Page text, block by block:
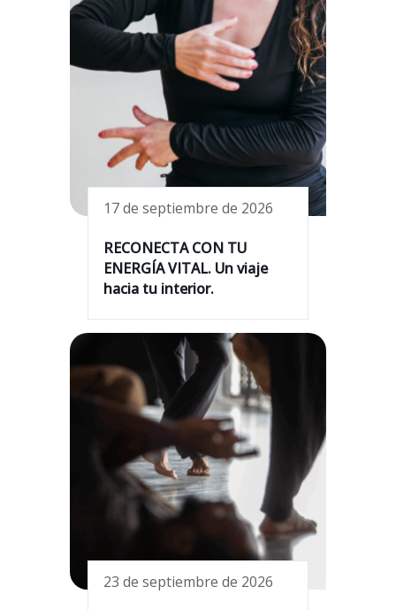
17 de septiembre de 2026
RECONECTA CON TU
ENERGÍA VITAL. Un viaje
hacia tu interior.
23 de septiembre de 2026